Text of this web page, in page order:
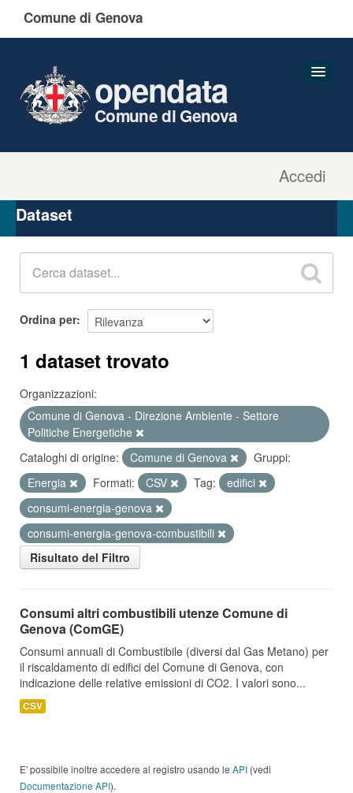
Comune di Genova
Accedi
opendata
Comune di Genova
Organizzazioni
Gruppi
Dataset
Ordina per
1 dataset trovato
Organizzazioni:
Comune di Genova - Direzione Ambiente - Settore
Politiche Energetiche
Cataloghi di origine:
Comune di Genova
Gruppi:
Energia
Formati: CSV Tag:
edifici
consumi-energia-genova
consumi-energia-genova-combustibili
Risultato del Filtro
Consumi altri combustibili utenze Comune di
Genova (ComGE)
Consumi annuali di Combustibile (diversi dal Gas Metano) per
il riscaldamento di edifici del Comune di Genova, con
indicazione delle relative emissioni di CO2. I valori sono...
CSV
E' possibile inoltre accedere al registro usando le API (vedi
Documentazione API).